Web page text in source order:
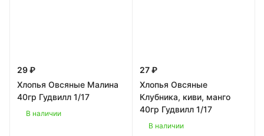
29 ₽
Хлопья Овсяные Малина
40гр Гудвилл 1/17
В наличии
27 ₽
Хлопья Овсяные
Клубника, киви, манго
40гр Гудвилл 1/17
В наличии